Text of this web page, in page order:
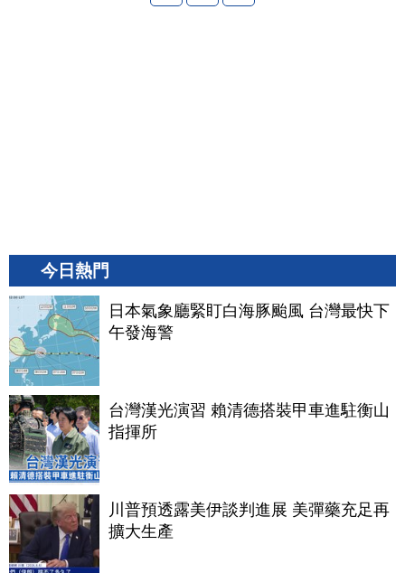
今日熱門
日本氣象廳緊盯白海豚颱風 台灣最快下
午發海警
台灣漢光演習 賴清德搭裝甲車進駐衡山
指揮所
川普預透露美伊談判進展 美彈藥充足再
擴大生產